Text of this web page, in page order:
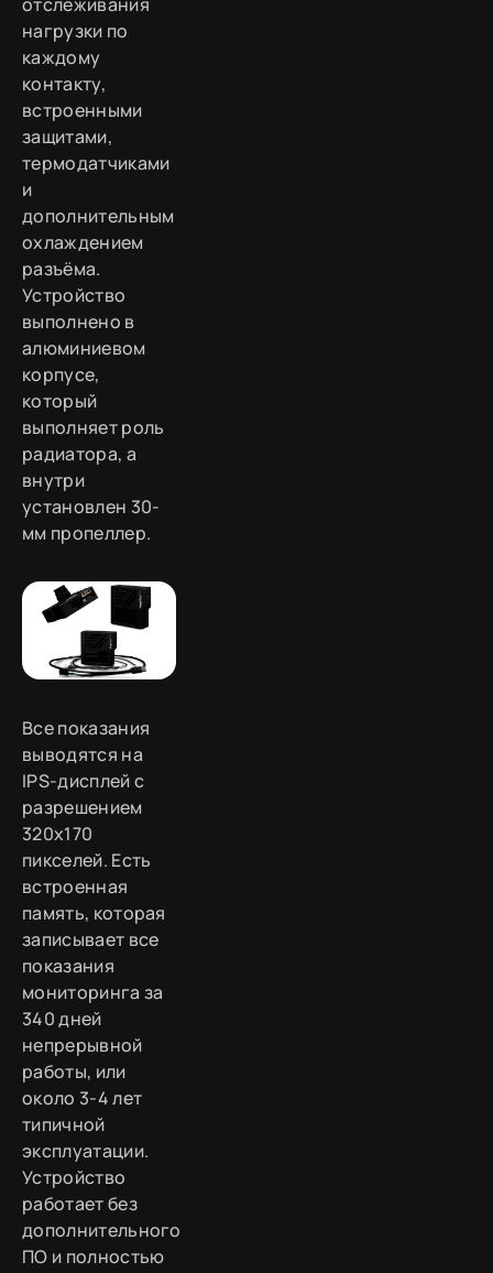
нагрузки по
каждому
контакту,
встроенными
защитами,
термодатчиками
и
дополнительным
охлаждением
разъёма.
Устройство
выполнено в
алюминиевом
корпусе,
который
выполняет роль
радиатора, а
внутри
установлен 30-
мм пропеллер.
Все показания
выводятся на
IPS-дисплей с
разрешением
320x170
пикселей. Есть
встроенная
память, которая
записывает все
показания
мониторинга за
340 дней
непрерывной
работы, или
около 3-4 лет
типичной
эксплуатации.
Устройство
работает без
дополнительного
ПО и полностью